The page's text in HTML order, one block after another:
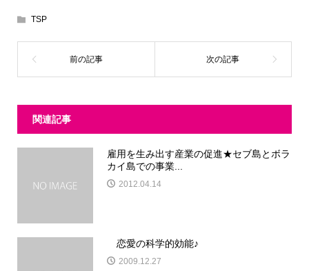
TSP
関連記事
雇用を生み出す産業の促進★セブ島とボラ
カイ島での事業...
2012.04.14
恋愛の科学的効能♪
2009.12.27